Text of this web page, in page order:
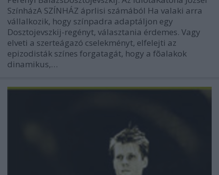
SzínházA SZÍNHÁZ áprlisi számából Ha valaki arra
vállalkozik, hogy színpadra adaptáljon egy
Dosztojevszkij-regényt, választania érdemes. Vagy
elveti a szerteágazó cselekményt, elfelejti az
epizodisták színes forgatagát, hogy a fõalakok
dinamikus,…